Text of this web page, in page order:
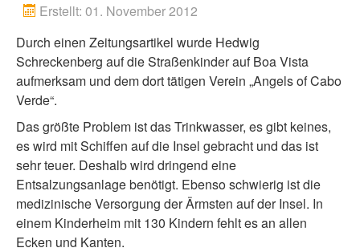
Erstellt: 01. November 2012
Durch einen Zeitungsartikel wurde Hedwig
Schreckenberg auf die Straßenkinder auf Boa Vista
aufmerksam und dem dort tätigen Verein „Angels of Cabo
Verde“.
Das größte Problem ist das Trinkwasser, es gibt keines,
es wird mit Schiffen auf die Insel gebracht und das ist
sehr teuer. Deshalb wird dringend eine
Entsalzungsanlage benötigt. Ebenso schwierig ist die
medizinische Versorgung der Ärmsten auf der Insel. In
einem Kinderheim mit 130 Kindern fehlt es an allen
Ecken und Kanten.